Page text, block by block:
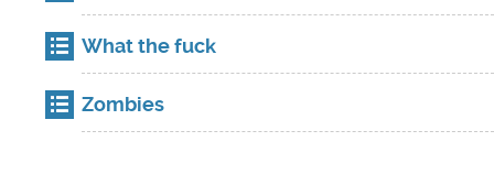
What the fuck
Zombies